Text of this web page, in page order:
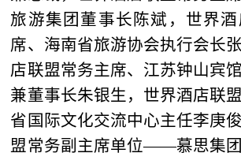
旅游集团董事长陈斌，世界
席、海南省旅游协会执行会长
店联盟常务主席、江苏钟山宾
兼董事长朱银生，世界酒店联
省国际文化交流中心主任李庚
盟常务副主席单位——慕思集